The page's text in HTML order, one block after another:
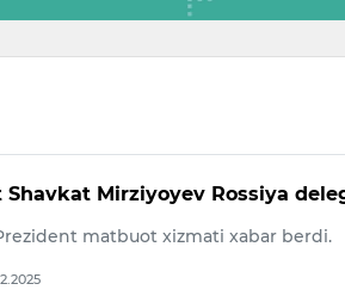
Shavkat Mirziyoyev Rossiya
matbuot xizmati xabar berdi.